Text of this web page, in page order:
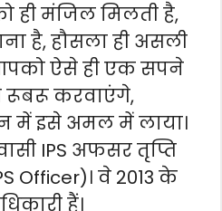
ही मंजिल मिलती है,
है, हौसला ही असली
ऐसे ही एक सपने
रूबरू करवाएंगे,
में इसे अमल में लाया।
IPS अफसर तृप्ति
Officer)। वे 2013 के
हैं।